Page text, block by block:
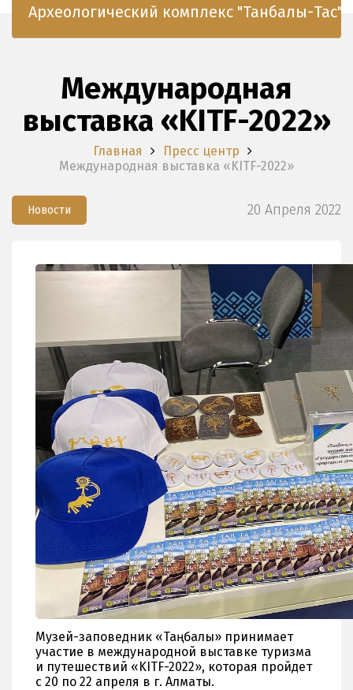
Археологический комплекс "Танбалы-Тас"
Международная
выставка «KITF-2022»
Главная
Пресс центр
Международная выставка «KITF-2022»
Новости 20 Апреля 2022
Музей-заповедник «Таңбалы» принимает
участие в международной выставке туризма
и путешествий «KITF-2022», которая пройдет
с 20 по 22 апреля в г. Алматы.